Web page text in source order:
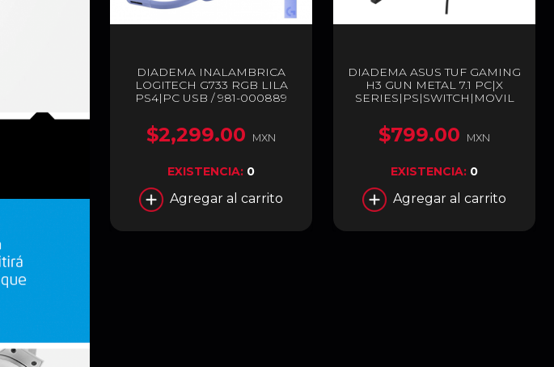
DIADEMA INALAMBRICA
LOGITECH G733 RGB LILA
PS4|PC USB / 981-000889
$2,299.00 MXN
EXISTENCIA: 0
Agregar al carrito
DIADEMA ASUS TUF GAMING
H3 GUN METAL 7.1 PC|X
SERIES|PS|SWITCH|MOVIL
$799.00 MXN
EXISTENCIA: 0
Agregar al carrito